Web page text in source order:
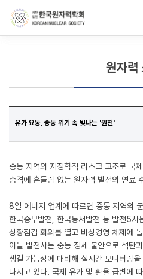
원자력
유가 요동, 중동 위기 속 빛나는 '원전'
중동 지역의 지정학적 리스크 고조로 국
충격에 흔들림 없는 원자력 발전의 연료
8일 에너지 업계에 따르면 중동 지역의
한국중부발전, 한국동서발전 등 발전5사
상황점검 회의를 열고 비상경영 체제에
이들 발전사는 중동 정세 불안으로 석탄
생길 가능성에 대비해 실시간 모니터링
나서고 있다. 국제 유가 및 환율 급변에